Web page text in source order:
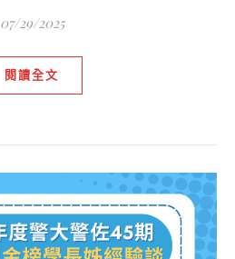
07/29/2025
閱讀全文